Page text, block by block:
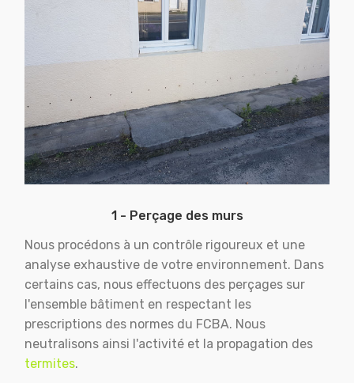
1 - Perçage des murs
Nous procédons à un contrôle rigoureux et une
analyse exhaustive de votre environnement. Dans
certains cas, nous effectuons des perçages sur
l'ensemble bâtiment en respectant les
prescriptions des normes du FCBA. Nous
neutralisons ainsi l'activité et la propagation des
termites.